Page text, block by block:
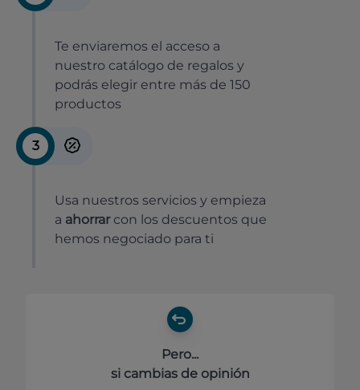
Te enviaremos el acceso a
nuestro catálogo de regalos y
podrás elegir entre más de 150
productos
3
Usa nuestros servicios y empieza
a ahorrar con los descuentos que
hemos negociado para ti
Pero...
si cambias de opinión